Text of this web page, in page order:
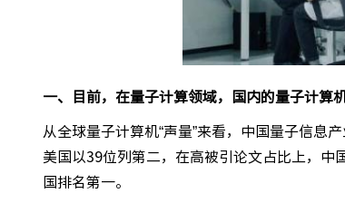
一、目前，在量子计算领域，国内的量子计算
从全球量子计算机“声量”来看，中国量子信息
美国以39位列第二，在高被引论文占比上，
国排名第一。